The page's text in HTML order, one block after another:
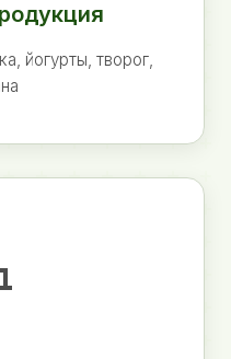
йогурты, творог,